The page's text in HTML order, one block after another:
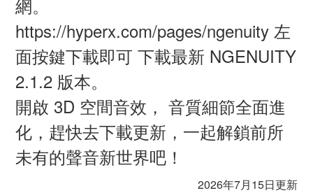
網。
https://hyperx.com/pages/ngenuity 左
面按鍵下載即可 下載最新 NGENUITY
2.1.2 版本。
開啟 3D 空間音效， 音質細節全面進
化，趕快去下載更新，一起解鎖前所
未有的聲音新世界吧！
2026年7月15日更新